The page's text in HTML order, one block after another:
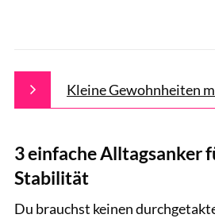
Kleine Gewohnheiten
3 einfache Alltagsanker
Stabilität
Du brauchst keinen